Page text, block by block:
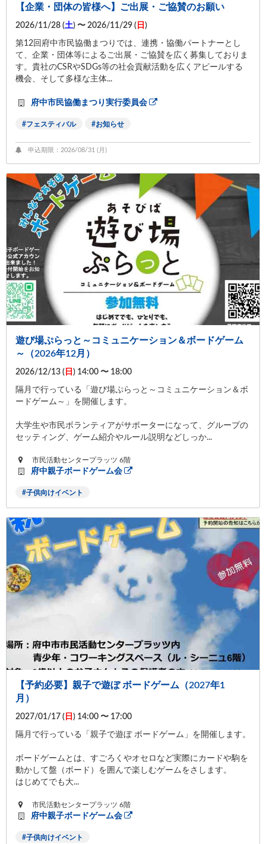
【企業・団体の皆様へ】ご出展・ご協賛のお願い
2026/11/28 (土) 〜 2026/11/29 ( 日 )
第12回府中市民協働まつりでは、連携・協働パートナーとし
て、企業・団体等によるご出展・ご協賛を広く募集しておりま
す。貴社のCSRやSDGs等の社会貢献活動を広くアピールする
機会、そして多様な主体...
府中市民協働まつり実行委員会
フェスティバル お知らせ
申込期限：2026/08/31 ( 月 )
遊び場ぷらっと～コミュニケーション＆ボードゲーム
～（2026年12月）
2026/12/13 ( 日 ) 14:00 〜 18:00
隔月で行っている「遊び場ぷらっと～コミュニケーション＆ボ
ードゲーム～」を開催します。
大学生や市民ボランティアがサポーターになって、グループの
セッティング、ゲーム紹介やルール説明などしっか...
市民活動センタープラッツ 6階
府中親子ボードゲーム会
子供向けイベント
【予約必要】親子で遊ぼ ボードゲーム（2027年1
月）
2027/01/17 ( 日 ) 14:00 〜 17:00
隔月で行っている「親子で遊ぼ ボードゲーム」を開催します。
ボードゲームとは、すごろくやオセロなど実際にカードや駒を
動かして盤（ボード）を囲んで楽しむゲームをさします。
はじめてでも大...
市民活動センタープラッツ 6階
府中親子ボードゲーム会
子供向けイベント